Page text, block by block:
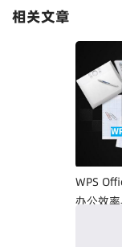
相关文章
WPS
办公效